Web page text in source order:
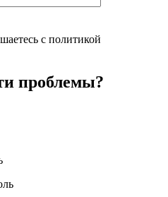
с политикой
проблемы?